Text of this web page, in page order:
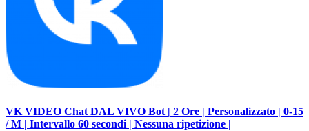
VK VIDEO Chat DAL VIVO Bot | 2 Ore | Personalizzato | 0-15
/ M | Intervallo 60 secondi | Nessuna ripetizione |